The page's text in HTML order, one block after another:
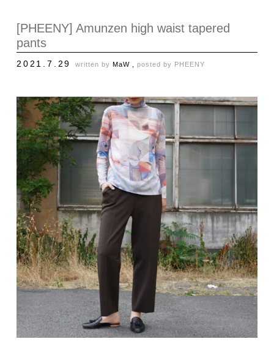
[PHEENY] Amunzen high waist tapered
pants
2021.7.29 written by MaW , posted by PHEENY